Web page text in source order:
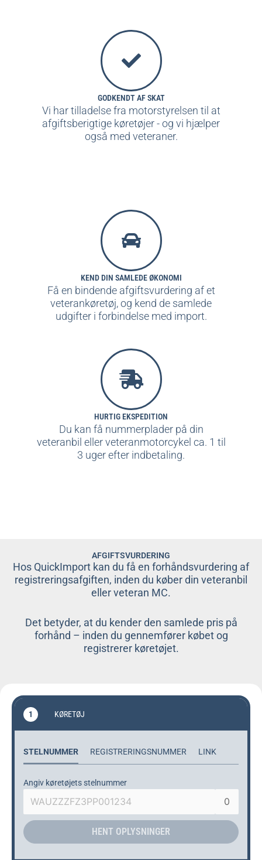
GODKENDT AF SKAT
Vi har tilladelse fra motorstyrelsen til at
afgiftsberigtige køretøjer - og vi hjælper
også med veteraner.
KEND DIN SAMLEDE ØKONOMI
Få en bindende afgiftsvurdering af et
veterankøretøj, og kend de samlede
udgifter i forbindelse med import.
HURTIG EKSPEDITION
Du kan få nummerplader på din
veteranbil eller veteranmotorcykel ca. 1 til
3 uger efter indbetaling.
AFGIFTSVURDERING
Hos QuickImport kan du få en forhåndsvurdering af
registreringsafgiften, inden du køber din veteranbil
eller veteran MC.
Det betyder, at du kender den samlede pris på
forhånd – inden du gennemfører købet og
registrerer køretøjet.
1 KØRETØJ
STELNUMMER REGISTRERINGSNUMMER LINK
Angiv køretøjets stelnummer
Klik her for at læse den!